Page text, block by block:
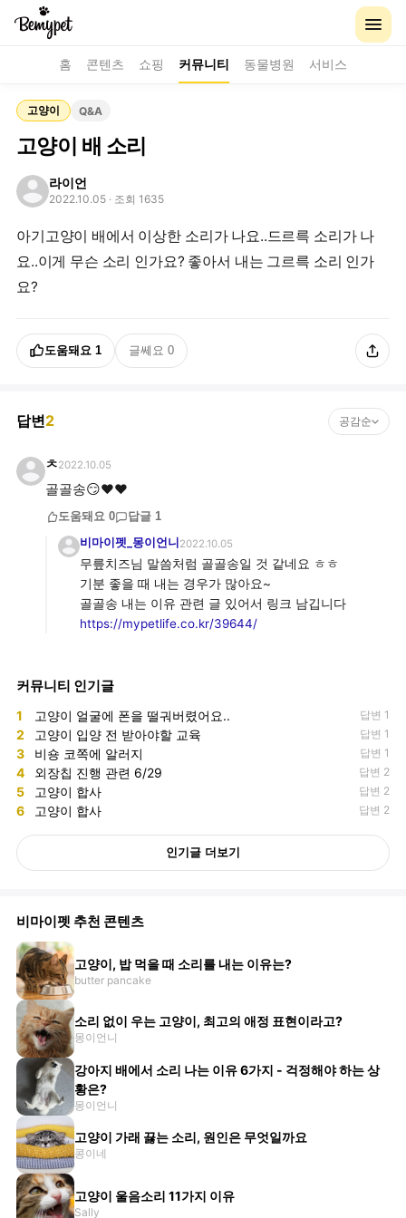
홈 콘텐츠 쇼핑 커뮤니티 동물병원 서비스
고양이 Q&A
고양이 배 소리
라이언
2022.10.05 · 조회 1635
아기고양이 배에서 이상한 소리가 나요..드르륵 소리가 나
요..이게 무슨 소리 인가요? 좋아서 내는 그르륵 소리 인가
요?
도움돼요 1 글쎄요 0
답변2 공감순
ㅊ2022.10.05
골골송😏❤️❤️
도움돼요 0 답글 1
비마이펫_몽이언니 2022.10.05
무릎치즈님 말씀처럼 골골송일 것 같네요 ㅎㅎ
기분 좋을 때 내는 경우가 많아요~
https://mypetlife.co.kr/39644/
커뮤니티 인기글
1 고양이 얼굴에 폰을 떨궈버렸어요.. 답변 1
2 고양이 입양 전 받아야할 교육 답변 1
3 비숑 코쪽에 알러지 답변 1
4 외장칩 진행 관련 6/29 답변 2
5 고양이 합사 답변 2
6 고양이 합사 답변 2
인기글 더보기
비마이펫 추천 콘텐츠
고양이, 밥 먹을 때 소리를 내는 이유는?
butter pancake
소리 없이 우는 고양이, 최고의 애정 표현이라고?
몽이언니
강아지 배에서 소리 나는 이유 6가지 - 걱정해야 하는 상
황은?
몽이언니
고양이 가래 끓는 소리, 원인은 무엇일까요
콩이네
고양이 울음소리 11가지 이유
Sally